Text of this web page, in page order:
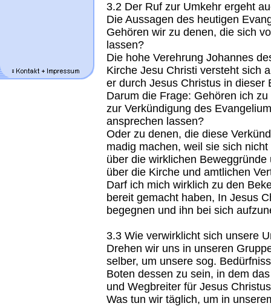
3.2 Der Ruf zur Umkehr ergeht
Die Aussagen des heutigen
Gehören wir zu denen, die sich
lassen?
Die hohe Verehrung Johannes
Kirche Jesu Christi versteht sich
er durch Jesus Christus in dieser
Darum die Frage: Gehören ich
zur Verkündigung des
ansprechen lassen?
Oder zu denen, die diese
madig machen, weil sie sich
über die wirklichen
über die Kirche und amtlichen
Darf ich mich wirklich zu den
bereit gemacht haben, In Jesus
begegnen und ihn bei sich
3.3 Wie verwirklicht sich unsere
Drehen wir uns in unseren
selber, um unsere sog.
Boten dessen zu sein, in dem
und Wegbreiter für Jesus
Was tun wir täglich, um in